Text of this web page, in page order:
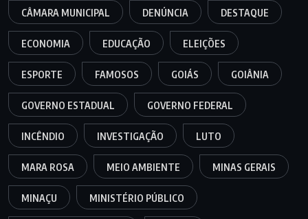
CÂMARA MUNICIPAL DENÚNCIA DESTAQUE
ECONOMIA EDUCAÇÃO ELEIÇÕES
ESPORTE FAMOSOS GOIÁS GOIÂNIA
GOVERNO ESTADUAL GOVERNO FEDERAL
INCÊNDIO INVESTIGAÇÃO LUTO
MARA ROSA MEIO AMBIENTE MINAS GERAIS
MINAÇU MINISTÉRIO PÚBLICO